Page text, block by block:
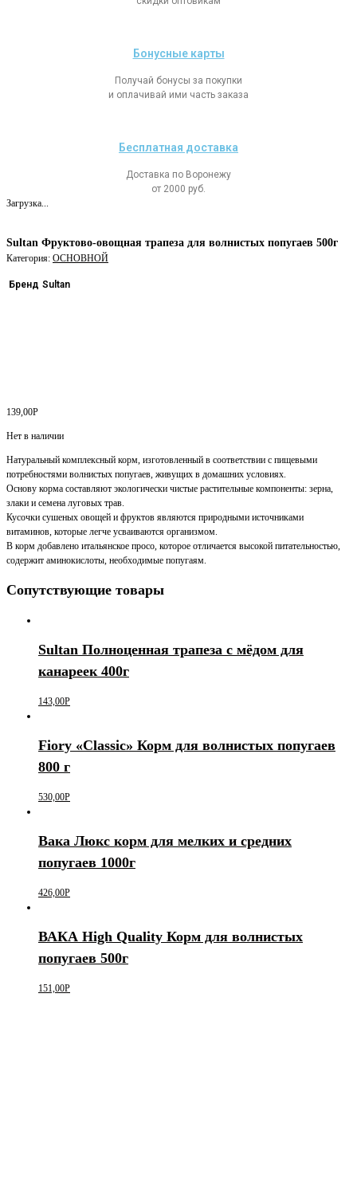
Бонусные карты
Получай бонусы за покупки
и оплачивай ими часть заказа
Бесплатная доставка
Доставка по Воронежу
от 2000 руб.
Загрузка...
Sultan Фруктово-овощная трапеза для волнистых попугаев 500г
Категория: ОСНОВНОЙ
Бренд Sultan
139,00Р
Нет в наличии
Натуральный комплексный корм, изготовленный в соответствии с пищевыми
потребностями волнистых попугаев, живущих в домашних условиях.
Основу корма составляют экологически чистые растительные компоненты: зерна,
злаки и семена луговых трав.
Кусочки сушеных овощей и фруктов являются природными источниками
витаминов, которые легче усваиваются организмом.
В корм добавлено итальянское просо, которое отличается высокой питательностью,
содержит аминокислоты, необходимые попугаям.
Сопутствующие товары
Sultan Полноценная трапеза с мёдом для
канареек 400г
143,00Р
Fiory «Classic» Корм для волнистых попугаев
800 г
530,00Р
Вака Люкс корм для мелких и средних
попугаев 1000г
426,00Р
ВАКА High Quality Корм для волнистых
попугаев 500г
151,00Р